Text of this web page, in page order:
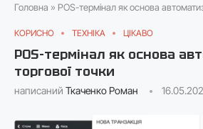
Головна » POS-термінал як основа
КОРИСНО ТЕХНІКА ЦІКАВО
POS-термінал як основа
торгової точки
написаний Ткаченко Роман